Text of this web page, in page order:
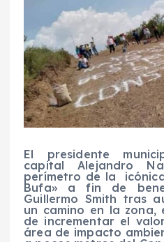
El presidente
capital Alejandro
perímetro de la
Bufa» a fin de
Guillermo Smith tras
un camino en la
de incrementar el
área de impacto